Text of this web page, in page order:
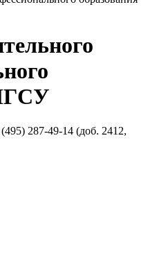
287-49-14 (доб. 2412,